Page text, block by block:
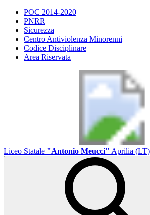
POC 2014-2020
PNRR
Sicurezza
Centro Antiviolenza Minorenni
Codice Disciplinare
Area Riservata
Liceo Statale "Antonio Meucci" Aprilia (LT)